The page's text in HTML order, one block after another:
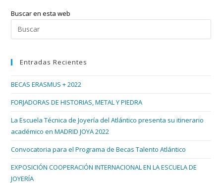
De
Atlántico
MUNDO
2018
Buscar en esta web
Entradas Recientes
BECAS ERASMUS + 2022
FORJADORAS DE HISTORIAS, METAL Y PIEDRA
La Escuela Técnica de Joyería del Atlántico presenta su itinerario
académico en MADRID JOYA 2022
Convocatoria para el Programa de Becas Talento Atlántico
EXPOSICIÓN COOPERACIÓN INTERNACIONAL EN LA ESCUELA DE
JOYERÍA